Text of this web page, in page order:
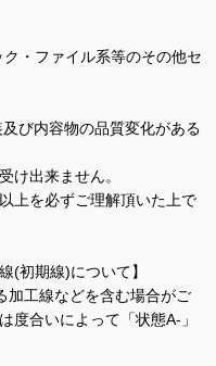
ク・ファイル系等のその他セ
び内容物の品質変化がある
け出来ません。
上を必ずご理解頂いた上で
(初期線)について】
加工線などを含む場合がご
度合いによって「状態A-」